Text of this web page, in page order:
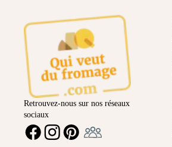
Retrouvez-nous sur nos réseaux
sociaux
FACEBOOKINSTAGRAMPINTEREST